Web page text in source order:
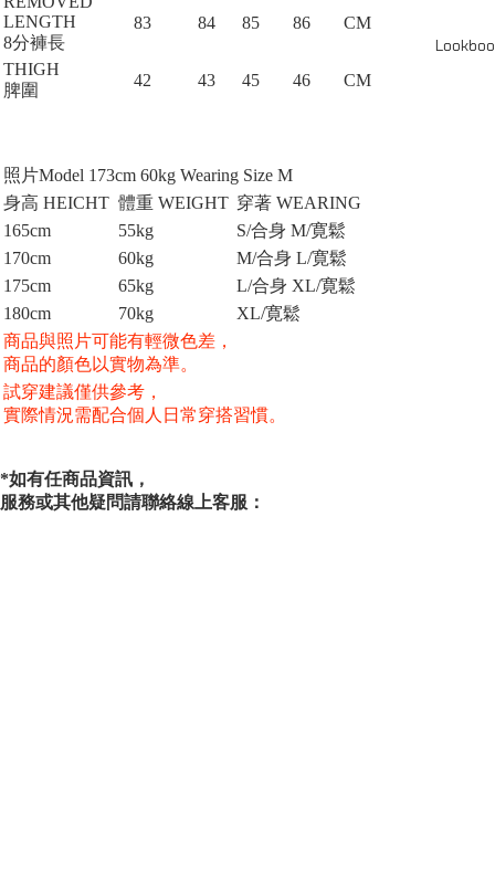
LENGTH
8分褲長
83 84 85 86 CM
THIGH
脾圍
42 43 45 46 CM
照片Model 173cm 60kg Wearing Size M
身高 HEICHT 體重 WEIGHT 穿著 WEARING
165cm
55kg
S/合身 M/寛鬆
170cm
60kg
M/合身 L/寛鬆
175cm
65kg
L/合身 XL/寛鬆
180cm
70kg XL/寛鬆
商品與照片可能有輕微色差，
商品的顏色以實物為準。
試穿建議僅供參考，
實際情況需配合個人日常穿搭習慣。
*如有任商品資訊，
服務或其他疑問請聯絡線上客服：